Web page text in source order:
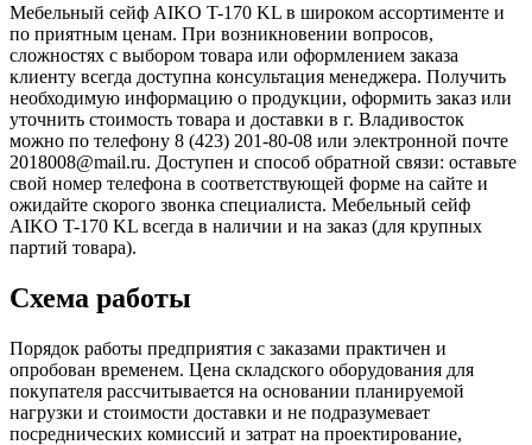
Мебельный сейф AIKO T-170 KL в широком ассортименте и
по приятным ценам. При возникновении вопросов,
сложностях с выбором товара или оформлением заказа
клиенту всегда доступна консультация менеджера. Получить
необходимую информацию о продукции, оформить заказ или
уточнить стоимость товара и доставки в г. Владивосток
можно по телефону 8 (423) 201-80-08 или электронной почте
2018008@mail.ru. Доступен и способ обратной связи: оставьте
свой номер телефона в соответствующей форме на сайте и
ожидайте скорого звонка специалиста. Мебельный сейф
AIKO T-170 KL всегда в наличии и на заказ (для крупных
партий товара).
Схема работы
Порядок работы предприятия с заказами практичен и
опробован временем. Цена складского оборудования для
покупателя рассчитывается на основании планируемой
нагрузки и стоимости доставки и не подразумевает
посреднических комиссий и затрат на проектирование,